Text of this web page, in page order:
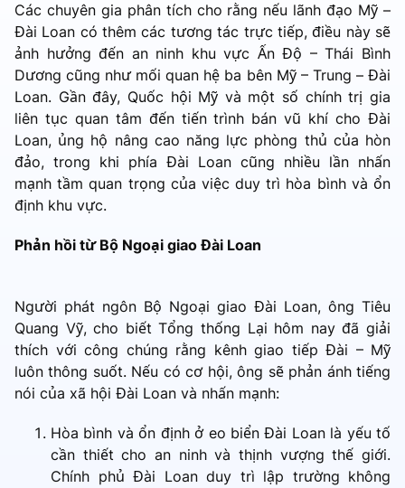
Các chuyên gia phân tích cho rằng nếu lãnh đạo Mỹ –
Đài Loan có thêm các tương tác trực tiếp, điều này sẽ
ảnh hưởng đến an ninh khu vực Ấn Độ – Thái Bình
Dương cũng như mối quan hệ ba bên Mỹ – Trung – Đài
Loan. Gần đây, Quốc hội Mỹ và một số chính trị gia
liên tục quan tâm đến tiến trình bán vũ khí cho Đài
Loan, ủng hộ nâng cao năng lực phòng thủ của hòn
đảo, trong khi phía Đài Loan cũng nhiều lần nhấn
mạnh tầm quan trọng của việc duy trì hòa bình và ổn
định khu vực.
Phản hồi từ Bộ Ngoại giao Đài Loan
Người phát ngôn Bộ Ngoại giao Đài Loan, ông Tiêu
Quang Vỹ, cho biết Tổng thống Lại hôm nay đã giải
thích với công chúng rằng kênh giao tiếp Đài – Mỹ
luôn thông suốt. Nếu có cơ hội, ông sẽ phản ánh tiếng
nói của xã hội Đài Loan và nhấn mạnh:
Hòa bình và ổn định ở eo biển Đài Loan là yếu tố
cần thiết cho an ninh và thịnh vượng thế giới.
Chính phủ Đài Loan duy trì lập trường không